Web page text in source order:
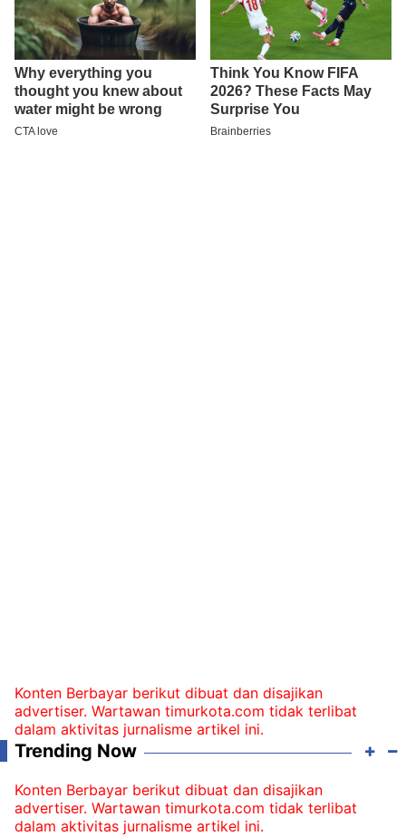
Konten Berbayar berikut dibuat dan disajikan
advertiser. Wartawan timurkota.com tidak terlibat
dalam aktivitas jurnalisme artikel ini.
Trending Now
Konten Berbayar berikut dibuat dan disajikan
advertiser. Wartawan timurkota.com tidak terlibat
dalam aktivitas jurnalisme artikel ini.